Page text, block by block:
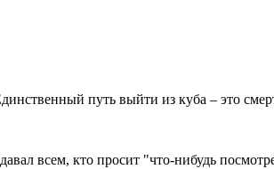
путь выйти из куба – это
всем, кто просит "что-нибудь